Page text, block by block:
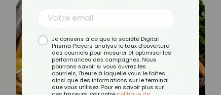
Je consens à ce que la société Digital
Prisma Players analyse le taux d'ouverture
des courriels pour mesurer et optimiser les
performances des campagnes. Nous
pourrons savoir si vous ouvrez les
courriels, l'heure à laquelle vous le faites
ainsi que des informations sur le terminal
que vous utilisez. Pour en savoir plus sur